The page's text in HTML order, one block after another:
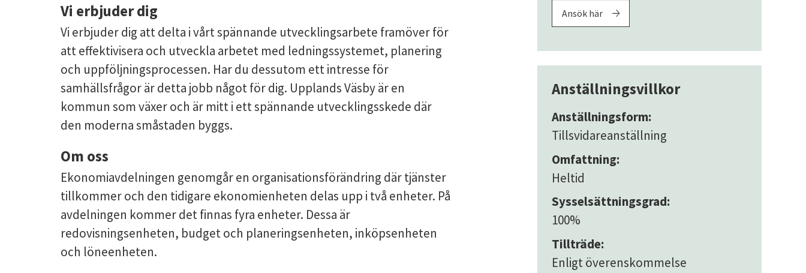
Vi erbjuder dig
Vi erbjuder dig att delta i vårt spännande utvecklingsarbete framöver för
att effektivisera och utveckla arbetet med ledningssystemet, planering
och uppföljningsprocessen. Har du dessutom ett intresse för
samhällsfrågor är detta jobb något för dig. Upplands Väsby är en
kommun som växer och är mitt i ett spännande utvecklingsskede där
den moderna småstaden byggs.
Om oss
Ekonomiavdelningen genomgår en organisationsförändring där tjänster
tillkommer och den tidigare ekonomienheten delas upp i två enheter. På
avdelningen kommer det finnas fyra enheter. Dessa är
redovisningsenheten, budget och planeringsenheten, inköpsenheten
och löneenheten.
Ansök här
Anställningsvillkor
Anställningsform:
Tillsvidareanställning
Omfattning:
Heltid
Sysselsättningsgrad:
100%
Tillträde:
Enligt överenskommelse